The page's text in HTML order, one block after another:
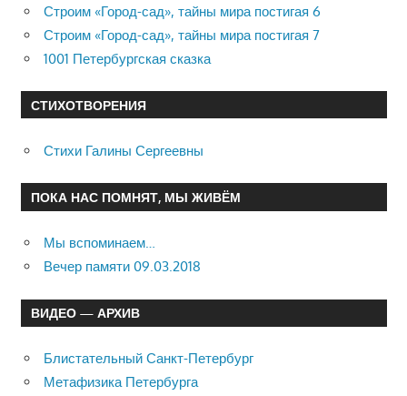
Строим «Город-сад», тайны мира постигая 6
Строим «Город-сад», тайны мира постигая 7
1001 Петербургская сказка
СТИХОТВОРЕНИЯ
Стихи Галины Сергеевны
ПОКА НАС ПОМНЯТ, МЫ ЖИВЁМ
Мы вспоминаем…
Вечер памяти 09.03.2018
ВИДЕО — АРХИВ
Блистательный Санкт-Петербург
Метафизика Петербурга